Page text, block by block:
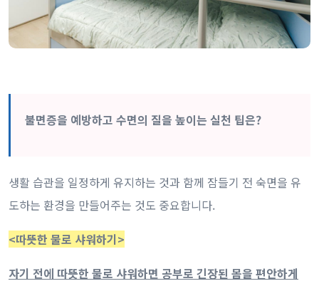
불면증을 예방하고 수면의 질을 높이는 실천 팁은?
생활 습관을 일정하게 유지하는 것과 함께 잠들기 전 숙면을 유
도하는 환경을 만들어주는 것도 중요합니다.
<따뜻한 물로 샤워하기>
자기 전에 따뜻한 물로 샤워하면 공부로 긴장된 몸을 편안하게